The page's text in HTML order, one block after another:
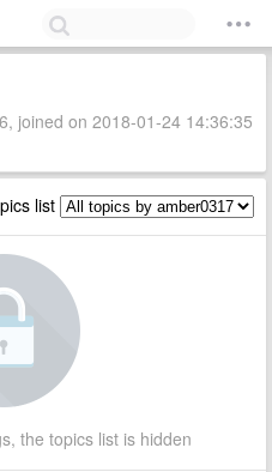
joined on 2018-01-24 14:36:35
list
the topics list is hidden